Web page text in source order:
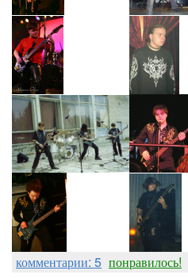
комментарии: 5 понравилось!